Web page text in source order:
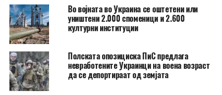
Во војната во Украина се оштетени или
уништени 2.000 споменици и 2.600
културни институции
Полската опозициска ПиС предлага
невработените Украинци на воена возраст
да се депортираат од земјата